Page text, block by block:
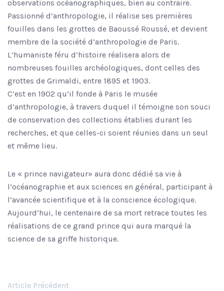
observations océanographiques, bien au contraire.
Passionné d’anthropologie, il réalise ses premières
fouilles dans les grottes de Baoussé Roussé, et devient
membre de la société d’anthropologie de Paris.
L’humaniste féru d’histoire réalisera alors de
nombreuses fouilles archéologiques, dont celles des
grottes de Grimaldi, entre 1895 et 1903.
C’est en 1902 qu’il fonde à Paris le musée
d’anthropologie, à travers duquel il témoigne son souci
de conservation des collections établies durant les
recherches, et que celles-ci soient réunies dans un seul
et même lieu.
Le « prince navigateur» aura donc dédié sa vie à
l’océanographie et aux sciences en général, participant à
l’avancée scientifique et à la conscience écologique.
Aujourd’hui, le centenaire de sa mort retrace toutes les
réalisations de ce grand prince qui aura marqué la
science de sa griffe historique.
Article Précédent